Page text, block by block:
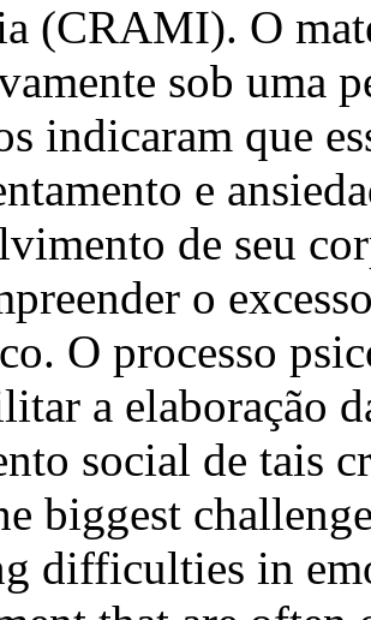
(CRAMI). O
sob uma
indicaram que
e
de seu
o
O processo
a elaboração
social de tais
biggest
difficulties in